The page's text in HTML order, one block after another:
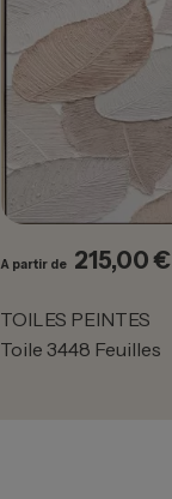
A partir de Prix
215,00 €
TOILES PEINTES
Toile 3448 Feuilles